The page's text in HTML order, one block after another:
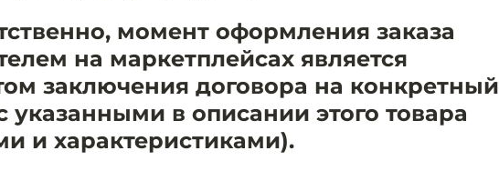
момент оформления заказа
на маркетплейсах является
заключения договора на конкретный
указанными в описании этого товара
и характеристиками).